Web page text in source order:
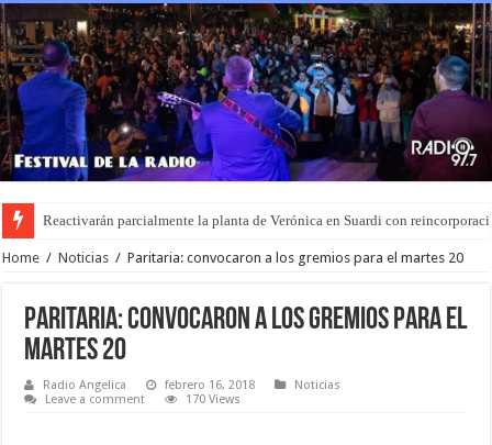
Reactivarán parcialmente la planta de Verónica en Suardi con
Home / Noticias / Paritaria: convocaron a los gremios para el martes 20
Paritaria: convocaron a los gremios para el
martes 20
Radio Angelica febrero 16, 2018
Noticias
Leave a comment
170 Views